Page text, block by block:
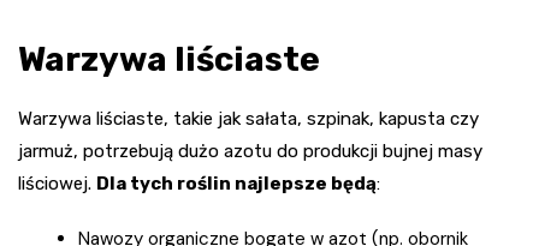
Warzywa liściaste
Warzywa liściaste, takie jak sałata, szpinak, kapusta czy
jarmuż, potrzebują dużo azotu do produkcji bujnej masy
liściowej. Dla tych roślin najlepsze będą:
Nawozy organiczne bogate w azot (np. obornik